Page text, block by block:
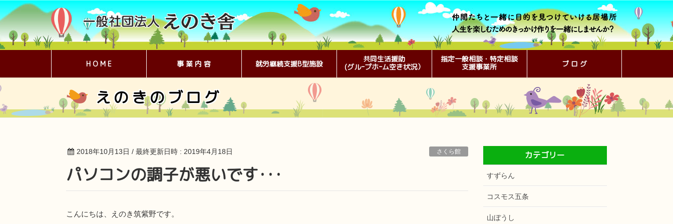
H O M E 事 業 内 容 就労継続支援B型施設
共同生活援助
(グルｰプホｰム空き状況）
指定一般相談・特定相談
支援事業所
ブ ロ グ
えのきのブログ
2018年10月13日 / 最終更新日時 : 2019年4月18日 さくら館
パソコンの調子が悪いです･･･
こんにちは、えのき筑紫野です。
カテゴリー
すずらん
コスモス五条
山ぼうし